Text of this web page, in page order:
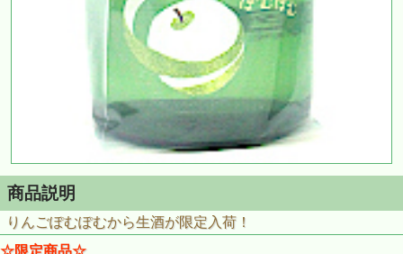
商品説明
りんごぽむぽむから生酒が限定入荷！
☆限定商品☆